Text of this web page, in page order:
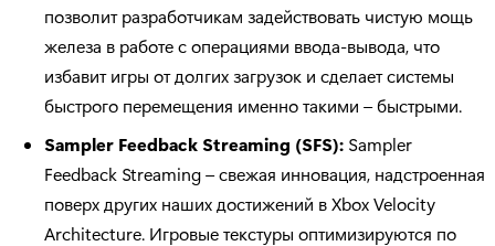
позволит разработчикам задействовать чистую мощь
железа в работе с операциями ввода-вывода, что
избавит игры от долгих загрузок и сделает системы
быстрого перемещения именно такими – быстрыми.
Sampler FeedbackStreaming (SFS): Sampler
Feedback Streaming – свежая инновация, надстроенная
поверх других наших достижений в Xbox Velocity
Architecture. Игровые текстуры оптимизируются по